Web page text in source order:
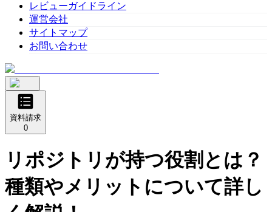
レビューガイドライン
運営会社
サイトマップ
お問い合わせ
資料請求
0
リポジトリが持つ役割とは？
種類やメリットについて詳し